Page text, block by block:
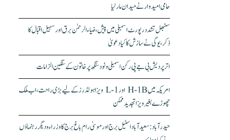
حامی امیدوار نے میدان مار لیا
سنبھل تشدد رپورٹ اسمبلی میں پیش، ضیاء الرحمٰن برق اور سہیل اقبال کا
ذکر، یوگی نے سازش کا کیا دعویٰ
اتر پردیش بی جے پی رکن اسمبلی ونود سنگھ پر خاتون کے سنگین الزامات
امریکہ میں H-1B اور L-1 ویزا ہولڈرز کے لیے بڑی راحت، اب ملک
چھوڑے بغیر ویزا تجدید ممکن
حیدرآباد: سعیدآباد اسٹیل برج اور موسیٰ رام باغ برج کا وزراء و دیگر رہنماؤں